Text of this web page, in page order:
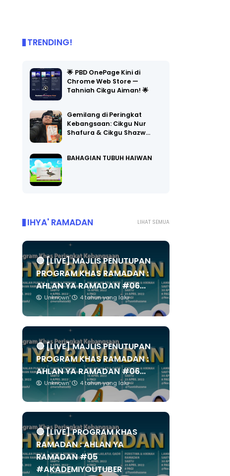
TRENDING!
🌟 PBD OnePage Kini di
Chrome Web Store —
Tahniah Cikgu Aiman! 🌟
Gemilang di Peringkat
Kebangsaan: Cikgu Nur
Shafura & Cikgu Shazw…
BAHAGIAN TUBUH HAIWAN
LIHAT SEMUA
IHYA' RAMADAN
🔴 [LIVE] MAJLIS PENUTUPAN
PROGRAM KHAS RAMADAN :
AHLAN YA RAMADAN #06...
Unknown 4 tahun yang lalu
🔴 [LIVE] MAJLIS PENUTUPAN
PROGRAM KHAS RAMADAN :
AHLAN YA RAMADAN #06...
Unknown 4 tahun yang lalu
🔴 [LIVE] PROGRAM KHAS
RAMADAN : AHLAN YA
RAMADAN #05
#AKADEMIYOUTUBER